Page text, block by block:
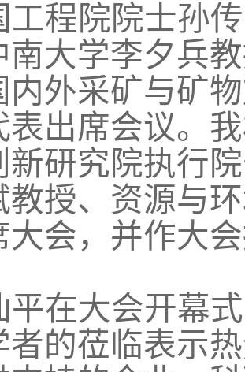
工程院院士孙
南大学李夕兵
内外采矿与矿
表出席会议。
新研究院执行
教授、资源与
大会，并作大
平在大会开幕
者的莅临表示